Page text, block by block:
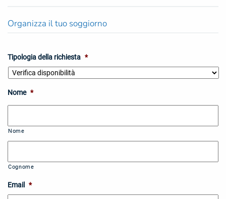
Organizza il tuo soggiorno
Tipologia della richiesta *
Nome *
Nome
Cognome
Email *